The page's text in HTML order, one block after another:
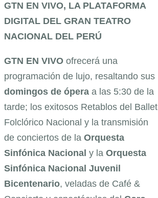
GTN EN VIVO, LA PLATAFORMA
DIGITAL DEL GRAN TEATRO
NACIONAL DEL PERÚ
GTN EN VIVO ofrecerá una
programación de lujo, resaltando sus
domingos de ópera a las 5:30 de la
tarde; los exitosos Retablos del Ballet
Folclórico Nacional y la transmisión
de conciertos de la Orquesta
Sinfónica Nacional y la Orquesta
Sinfónica Nacional Juvenil
Bicentenario, veladas de Café &